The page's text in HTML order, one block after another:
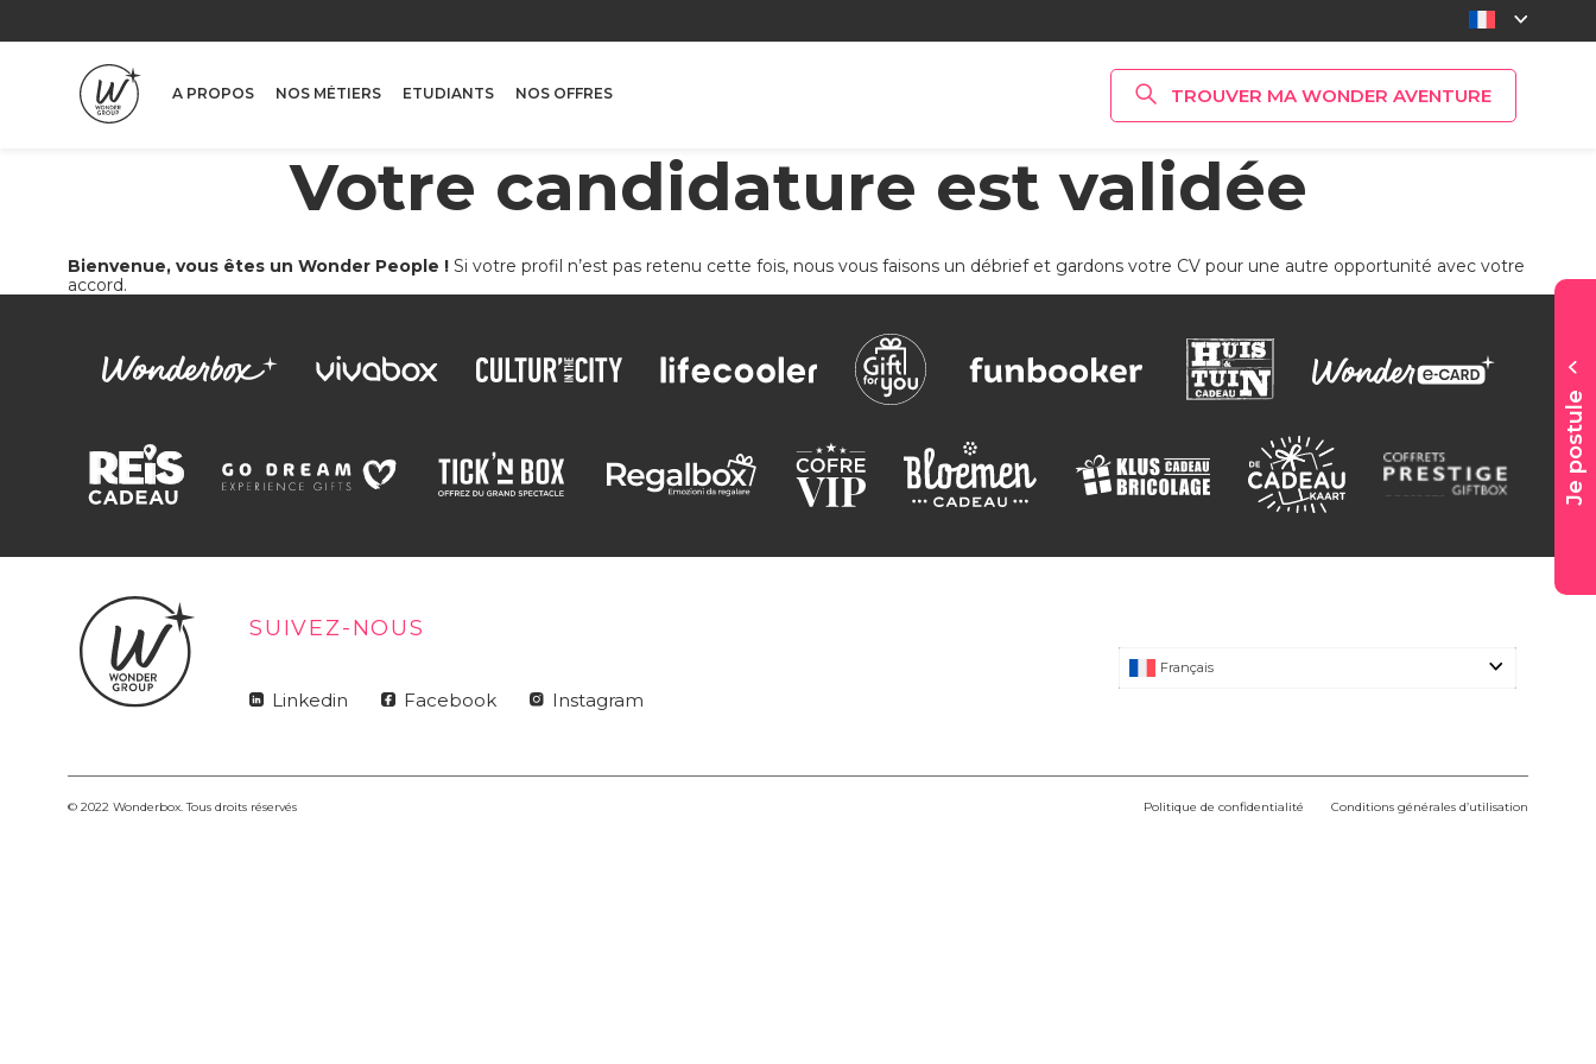
A PROPOS NOS MÉTIERS ETUDIANTS NOS OFFRES TROUVER MA WONDER AVENTURE
RECHERCHER REINITIALISER VOIR TOUTES LES OFFRES D’EMPLOI
Je postule
Votre candidature est validée
Bienvenue, vous êtes un Wonder People ! Si votre profil n’est pas retenu cette fois, nous vous faisons un débrief et gardons votre CV pour une autre opportunité avec votre
accord.
SUIVEZ-NOUS
Linkedin Facebook Instagram
Français
Politique de confidentialité Conditions générales d’utilisation
© 2022 Wonderbox. Tous droits réservés